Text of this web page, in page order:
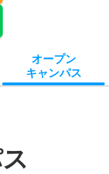
オープン
キャンパス